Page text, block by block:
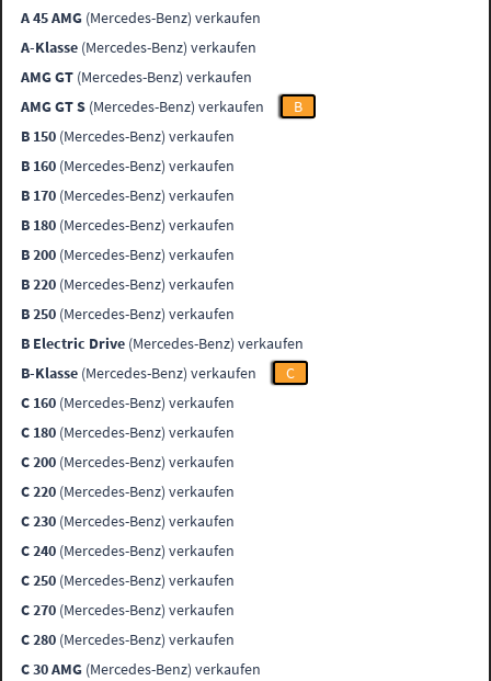
A 45 AMG (Mercedes-Benz) verkaufen
A-Klasse (Mercedes-Benz) verkaufen
AMG GT (Mercedes-Benz) verkaufen
AMG GT S (Mercedes-Benz) verkaufen
B
B 150 (Mercedes-Benz) verkaufen
B 160 (Mercedes-Benz) verkaufen
B 170 (Mercedes-Benz) verkaufen
B 180 (Mercedes-Benz) verkaufen
B 200 (Mercedes-Benz) verkaufen
B 220 (Mercedes-Benz) verkaufen
B 250 (Mercedes-Benz) verkaufen
B Electric Drive (Mercedes-Benz) verkaufen
B-Klasse (Mercedes-Benz) verkaufen
C
C 160 (Mercedes-Benz) verkaufen
C 180 (Mercedes-Benz) verkaufen
C 200 (Mercedes-Benz) verkaufen
C 220 (Mercedes-Benz) verkaufen
C 230 (Mercedes-Benz) verkaufen
C 240 (Mercedes-Benz) verkaufen
C 250 (Mercedes-Benz) verkaufen
C 270 (Mercedes-Benz) verkaufen
C 280 (Mercedes-Benz) verkaufen
C 30 AMG (Mercedes-Benz) verkaufen